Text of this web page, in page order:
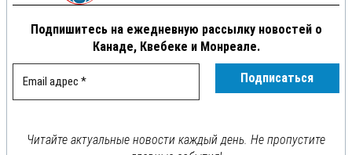
Подпишитесь на ежедневную рассылку новостей о
Канаде, Квебеке и Монреале.
Читайте актуальные новости каждый день. Не пропустите